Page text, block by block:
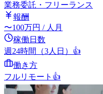
業務委託・フリーランス
報酬
〜100万円 / 人月
稼働日数
週24時間（3人日） 👍
働き方
フルリモート 👍